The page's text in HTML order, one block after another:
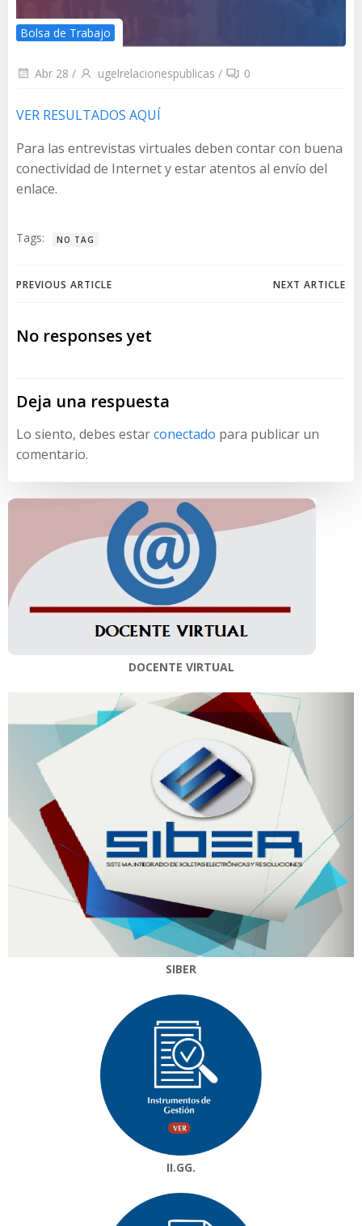
Bolsa de Trabajo
Abr 28 / ugelrelacionespublicas / 0
VER RESULTADOS AQUÍ
Para las entrevistas virtuales deben contar con buena
conectividad de Internet y estar atentos al envío del
enlace.
Tags: NO TAG
Navegación
de
PREVIOUS ARTICLE
Navegación
NEXT ARTICLE
No responses yet
Deja una respuesta
Lo siento, debes estarconectado para publicar un
comentario.
DOCENTE VIRTUAL
SIBER
II.GG.